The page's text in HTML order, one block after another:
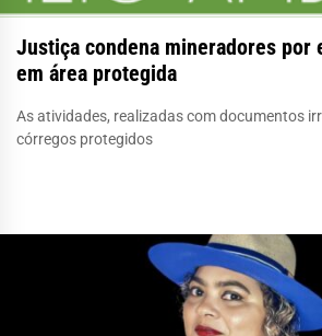
Justiça condena mineradores por
em área protegida
As atividades, realizadas com documentos
córregos protegidos